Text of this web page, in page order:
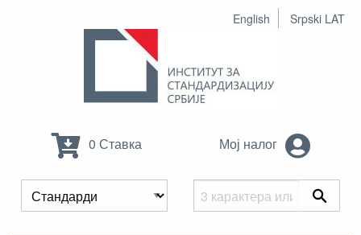
English Srpski LAT
0 Ставка Мој налог